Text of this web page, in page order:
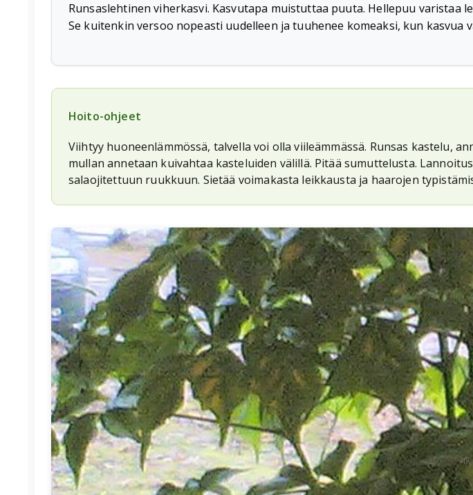
Runsaslehtinen viherkasvi. Kasvutapa muistuttaa puuta. Hellepuu
Se kuitenkin versoo nopeasti uudelleen ja tuuhenee komeaksi, kun kasvua
Hoito-ohjeet
Viihtyy huoneenlämmössä, talvella voi olla viileämmässä. Runsas kastelu,
mullan annetaan kuivahtaa kasteluiden välillä. Pitää sumuttelusta.
salaojitettuun ruukkuun. Sietää voimakasta leikkausta ja haarojen
🌱